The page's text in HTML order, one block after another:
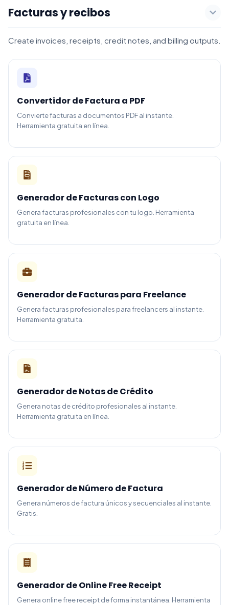
Facturas y recibos
Create invoices, receipts, credit notes, and billing outputs.
Convertidor de Factura a PDF
Convierte facturas a documentos PDF al instante.
Herramienta gratuita en línea.
Generador de Facturas con Logo
Genera facturas profesionales con tu logo. Herramienta
gratuita en línea.
Generador de Facturas para Freelance
Genera facturas profesionales para freelancers al instante.
Herramienta gratuita.
Generador de Notas de Crédito
Genera notas de crédito profesionales al instante.
Herramienta gratuita en línea.
Generador de Número de Factura
Genera números de factura únicos y secuenciales al instante.
Gratis.
Generador de Online Free Receipt
Genera online free receipt de forma instantánea. Herramienta